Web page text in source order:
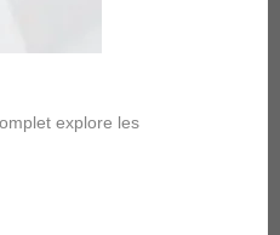
explore les